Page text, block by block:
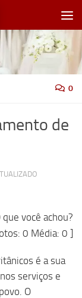
0
de
que você achou?
0 Média: 0 ]
é a sua
serviços e
O